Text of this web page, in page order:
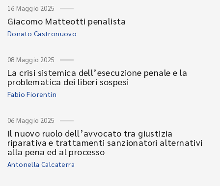
16 Maggio 2025
Giacomo Matteotti penalista
Donato Castronuovo
08 Maggio 2025
La crisi sistemica dell’esecuzione penale e la
problematica dei liberi sospesi
Fabio Fiorentin
06 Maggio 2025
Il nuovo ruolo dell’avvocato tra giustizia
riparativa e trattamenti sanzionatori alternativi
alla pena ed al processo
Antonella Calcaterra